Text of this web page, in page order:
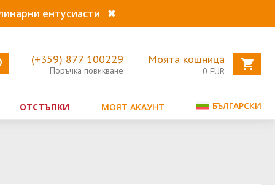
ентусиасти ✖
Моята кошница
0 EUR
(+359) 877 100229
Поръчка повикване
ОТСТЪПКИ МОЯТ АКАУНТ БЪЛГАРСКИ